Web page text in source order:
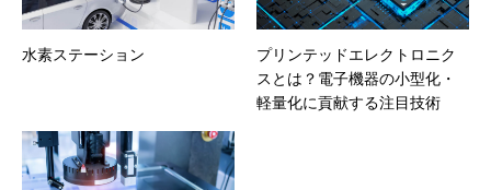
水素ステーション
プリンテッドエレクトロニク
スとは？電子機器の小型化・
軽量化に貢献する注目技術